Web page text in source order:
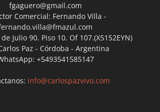
fgaguero@gmail.com
Comercial: Fernando Villa -
Julio 90. Piso 10. Of 107.(X5152EYN)
Paz - Córdoba - Argentina
+5493541585147
info@carlospazvivo.com